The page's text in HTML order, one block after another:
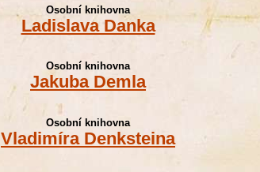
Osobní knihovna
Ladislava Danka
Osobní knihovna
Jakuba Demla
Osobní knihovna
Vladimíra Denksteina